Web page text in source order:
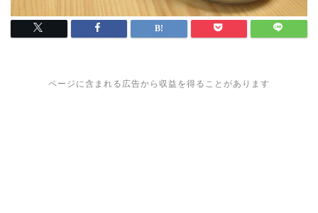
ページに含まれる広告から収益を得ることがあります